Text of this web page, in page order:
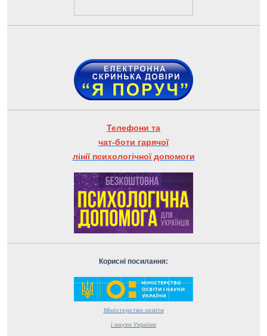
Телефони та
чат-боти гарячої
лінії психологічної допомоги
Корисні посилання:
Міністерство освіти
і науки України